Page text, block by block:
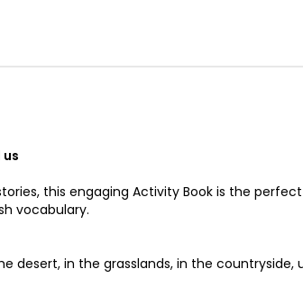
this engaging Activity Book is the
vocabulary.
desert, in the grasslands, in the countryside,